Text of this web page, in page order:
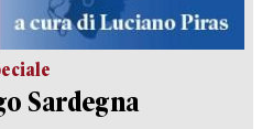
Sardegna